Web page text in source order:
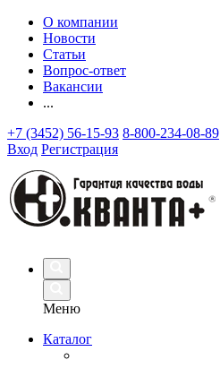
О компании
Новости
Статьи
Вопрос-ответ
Вакансии
...
+7 (3452) 56-15-93 8-800-234-08-89
Вход Регистрация
Меню
Каталог